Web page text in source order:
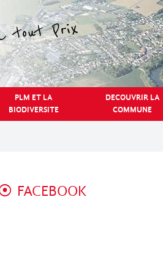
PLM ET LA
BIODIVERSITE
DECOUVRIR LA
COMMUNE
FACEBOOK